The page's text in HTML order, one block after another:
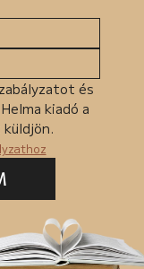
és
kiadó a